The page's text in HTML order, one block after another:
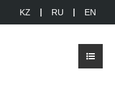
KZ RU EN